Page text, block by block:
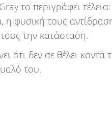
το περιγράφει
η φυσική τους
την κατάσταση.
ότι δεν σε θέλει κοντά
του.